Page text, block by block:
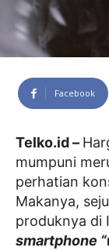
Facebook
Telko.id –
mumpuni
perhatian
Makanya,
produknya di
smartphone “